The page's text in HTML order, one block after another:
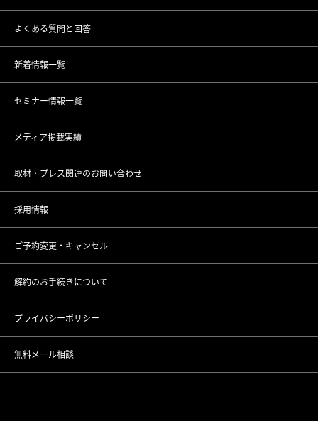
銀座院
東銀座院
銀座ANNEX院
上野院
町田院
横浜院
大宮院
千葉院
名古屋駅前院
名古屋駅栄院
スタッフの思い
スポーツ応援活動
CSRの取り組み
調査データアーカイブ
未成年者さまのご契約について
よくある質問と回答
新着情報一覧
セミナー情報一覧
メディア掲載実績
取材・プレス関連のお問い合わせ
採用情報
ご予約変更・キャンセル
解約のお手続きについて
プライバシーポリシー
無料メール相談